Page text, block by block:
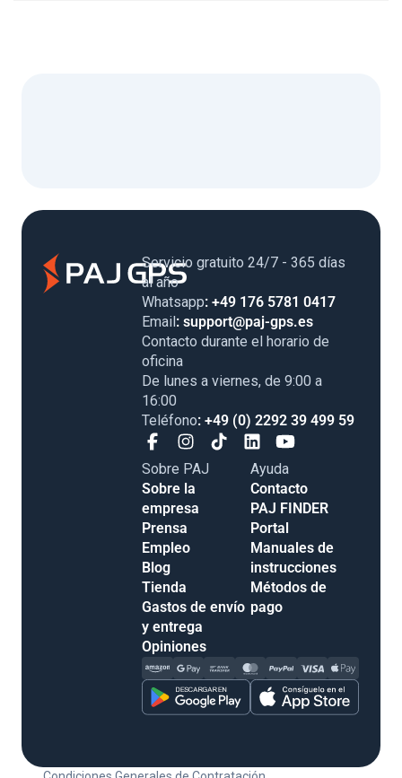
Servicio gratuito 24/7 - 365 días
al año
Whatsapp: +49 176 5781 0417
Email: support@paj-gps.es
Contacto durante el horario de
oficina
De lunes a viernes, de 9:00 a
16:00
Teléfono: +49 (0) 2292 39 499 59
Sobre PAJ
Sobre la
empresa
Prensa
Empleo
Blog
Tienda
Gastos de envío
y entrega
Opiniones
Ayuda
Contacto
PAJ FINDER
Portal
Manuales de
instrucciones
Métodos de
pago